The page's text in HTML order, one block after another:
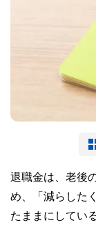
退職金は、老後
め、「減らした
たままにしてい